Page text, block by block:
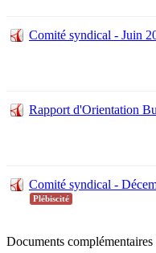
Comité syndical - Juin
Rapport d'Orientation
Comité syndical -
Plébiscité
Documents complémentaires